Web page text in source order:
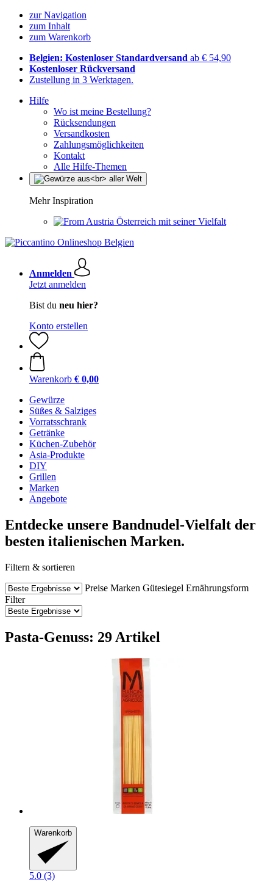
zur Navigation
zum Inhalt
zum Warenkorb
Belgien: Kostenloser Standardversand ab € 54,90
Kostenloser Rückversand
Zustellung in 3 Werktagen.
Hilfe
Wo ist meine Bestellung?
Rücksendungen
Versandkosten
Zahlungsmöglichkeiten
Kontakt
Alle Hilfe-Themen
Mehr Inspiration
Österreich mit seiner Vielfalt
Anmelden
Jetzt anmelden
Bist du neu hier?
Konto erstellen
Warenkorb € 0,00
Gewürze
Süßes & Salziges
Vorratsschrank
Getränke
Küchen-Zubehör
Asia-Produkte
DIY
Grillen
Marken
Angebote
Entdecke unsere Bandnudel-Vielfalt der
besten italienischen Marken.
Filtern & sortieren
Preise Marken Gütesiegel Ernährungsform
Filter
Pasta-Genuss: 29 Artikel
Warenkorb
5.0 (3)